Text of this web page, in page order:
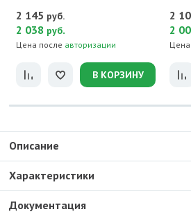
2 145 руб.
2 038 руб.
Цена после авторизации
В КОРЗИНУ
2
2
Описание
Характеристики
Документация